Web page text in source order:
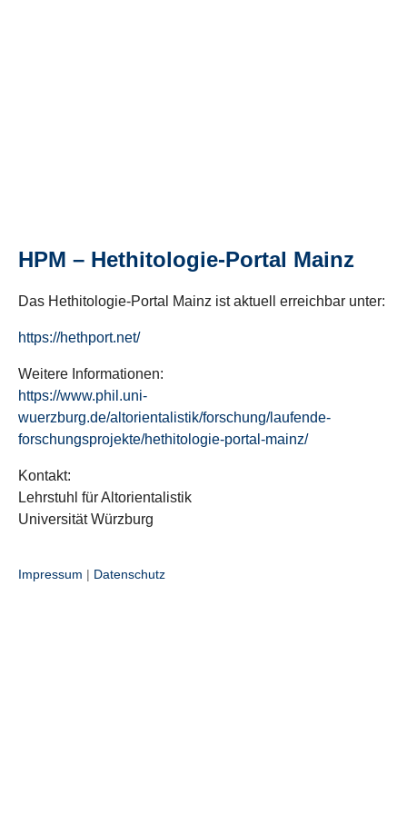
HPM – Hethitologie-Portal Mainz
Das Hethitologie-Portal Mainz ist aktuell erreichbar unter:
https://hethport.net/
Weitere Informationen:
https://www.phil.uni-
wuerzburg.de/altorientalistik/forschung/laufende-
forschungsprojekte/hethitologie-portal-mainz/
Kontakt:
Lehrstuhl für Altorientalistik
Universität Würzburg
Impressum | Datenschutz